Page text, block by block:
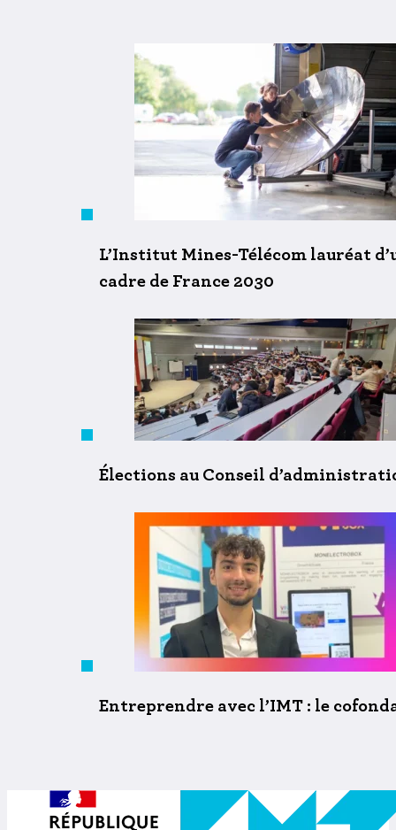
L’Institut Mines-Télécom lauréat
cadre de France 2030
Élections au Conseil
Entreprendre avec l’IMT : le